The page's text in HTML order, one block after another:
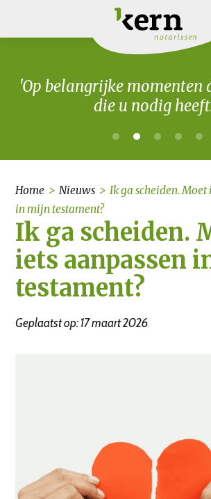
'Op belangrijke momenten
die u nodig
Home > Nieuws > Ik ga scheiden. Moet
in mijn testament?
Ik ga scheiden.
iets aanpassen
testament?
Geplaatst op: 17 maart 2026